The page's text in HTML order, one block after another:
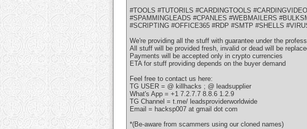
#TOOLS #TUTORILS #CARDINGTOOLS
#SPAMMINGLEADS #CPANLES #WEBMAILERS
#SCRIPTING #OFFICE365 #RDP #SMTP #SHELLS
We're providing all the stuff with guarantee under the
All stuff will be provided fresh, invalid or dead will be
Payments will be accepted only in crypto currencies
ETA for stuff providing depends on the buyer demand
Feel free to contact us here:
TG USER = @ killhacks ; @ leadsupplier
What's App = +1 7.2.7.7 8.8.6 1.2.9
TG Channel = t.me/ leadsproviderworldwide
Email = hacksp007 at gmail dot com
*(Be-aware from scammers using our cloned names)